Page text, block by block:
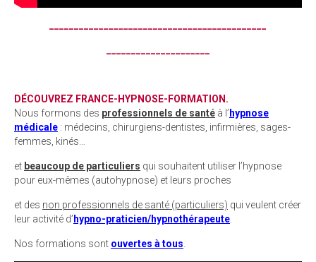
DÉCOUVREZ FRANCE-HYPNOSE-FORMATION.
Nous formons des professionnels de santé à l’ hypnose
médicale : médecins, chirurgiens-dentistes, infirmières, sages-
femmes, kinés…
et beaucoup de particuliers qui souhaitent utiliser l’hypnose
pour eux-mêmes (autohypnose) et leurs proches
et des non professionnels de santé (particuliers) qui veulent créer
leur activité d’ hypno-praticien/hypnothérapeute.
Nos formations sont ouvertes à tous.